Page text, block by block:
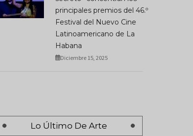
principales premios del 46.º
Festival del Nuevo Cine
Latinoamericano de La
Habana
Diciembre 15, 2025
Lo Último De Arte